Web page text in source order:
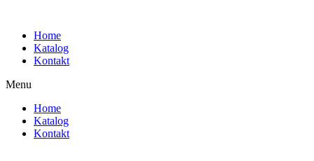
wechselnHome
Katalog
Kontakt
Menu
Home
Katalog
Kontakt